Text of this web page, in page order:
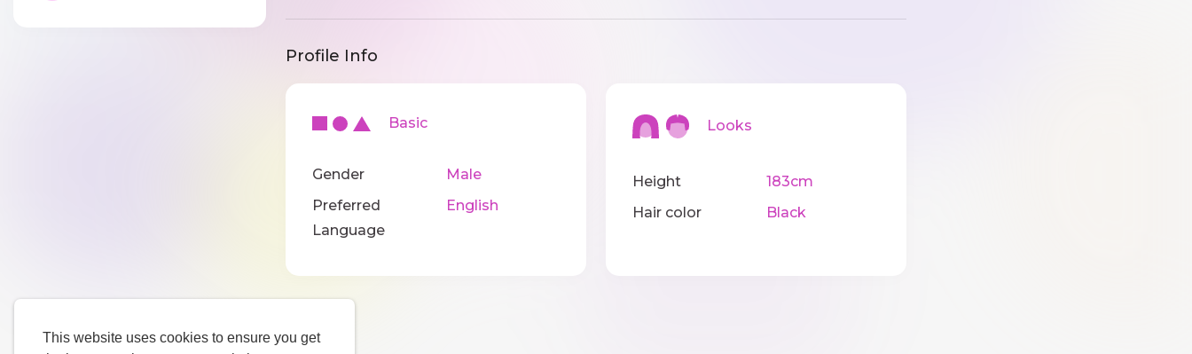
This website uses cookies to ensure you get
Profile Info
Basic
Gender
Male
Preferred
Language
English
Looks
Height
183cm
Hair color
Black